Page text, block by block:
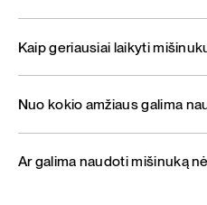
Kaip geriausiai laikyti
Nuo kokio amžiaus galima
Ar galima naudoti mišinuką